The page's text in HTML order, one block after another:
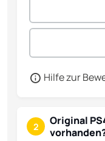
Hilfe zur
2
Original